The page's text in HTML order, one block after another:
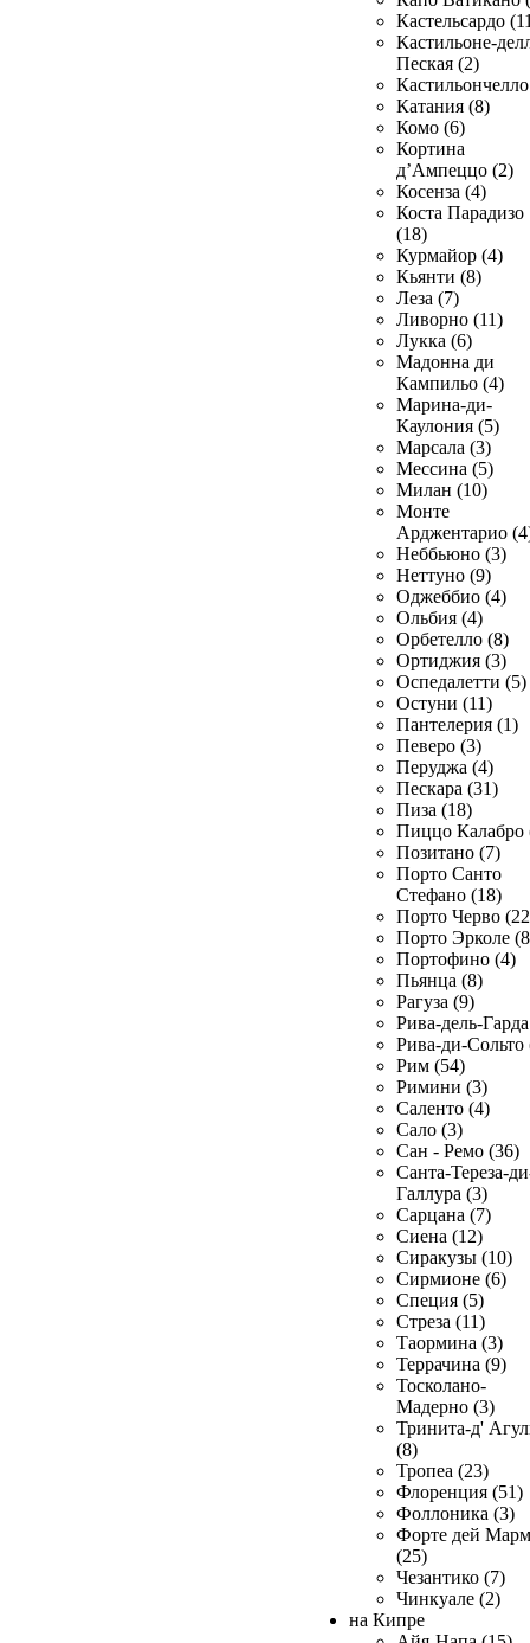
Кастельсардо
Кастильоне-
Пеская (2)
Катания (8)
Комо (6)
Кортина
д’Ампеццо (2)
Косенза (4)
Коста Парадизо
(18)
Курмайор (4)
Кьянти (8)
Леза (7)
Ливорно (11)
Лукка (6)
Мадонна ди
Кампильо (4)
Марина-ди-
Каулония (5)
Марсала (3)
Мессина (5)
Милан (10)
Монте
Арджентарио
Неббьюно (3)
Неттуно (9)
Оджеббио (4)
Ольбия (4)
Орбетелло (8)
Ортиджия (3)
Оспедалетти (5)
Остуни (11)
Пантелерия (1)
Певеро (3)
Перуджа (4)
Пескара (31)
Пиза (18)
Пиццо Калабро
Позитано (7)
Порто Санто
Стефано (18)
Порто Черво
Порто Эрколе
Портофино (4)
Пьянца (8)
Рагуза (9)
Рива-дель-
Рива-ди-Сольто
Рим (54)
Римини (3)
Саленто (4)
Сало (3)
Сан - Ремо (36)
Санта-Тереза-
Галлура (3)
Сарцана (7)
Сиена (12)
Сиракузы (10)
Сирмионе (6)
Специя (5)
Стреза (11)
Таормина (3)
Террачина (9)
Тосколано-
Мадерно (3)
Тринита-д'
(8)
Тропеа (23)
Флоренция (51)
Фоллоника (3)
Форте дей
(25)
Чезантико (7)
Чинкуале (2)
на Кипре